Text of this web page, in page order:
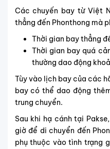
Các chuyến bay từ Việt
thẳng đến Phonthong mà
Thời gian bay thẳng
Thời gian bay quá
thường dao động
Tùy vào lịch bay của các
bay có thể dao động
trung chuyển.
Sau khi hạ cánh tại
giờ để di chuyển đến
phụ thuộc vào tình trạng